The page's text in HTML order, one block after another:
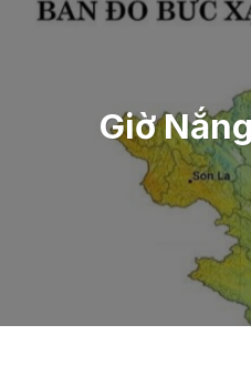
Giờ